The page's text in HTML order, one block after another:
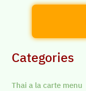
Categories
Thai a la carte menu